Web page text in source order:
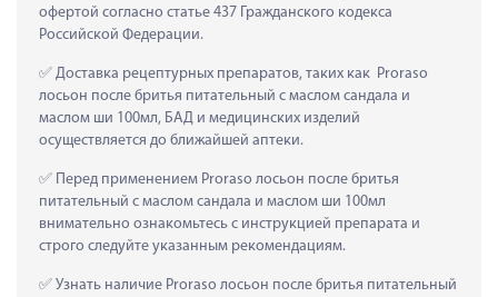
офертой согласно статье 437 Гражданского кодекса
Российской Федерации.
Доставка рецептурных препаратов, таких как  Proraso
лосьон после бритья питательный с маслом сандала и
маслом ши 100мл, БАД и медицинских изделий
осуществляется до ближайшей аптеки.
Перед применением Proraso лосьон после бритья
питательный с маслом сандала и маслом ши 100мл
внимательно ознакомьтесь с инструкцией препарата и
строго следуйте указанным рекомендациям.
Узнать наличие Proraso лосьон после бритья питательный